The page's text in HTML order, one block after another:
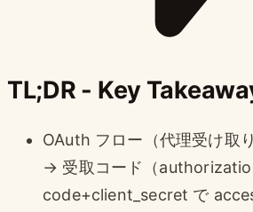
TL;DR - Key
OAuth フロー（代理受け取
→ 受取コード（
code+client_secret で